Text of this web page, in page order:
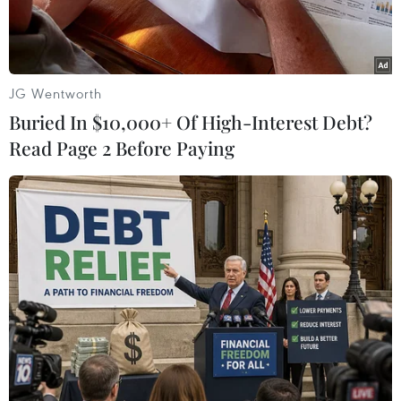
Du khách quốc tế trải nghiệm đi cầu khỉ tại cù lao Thới Sơn.
(Ảnh: An Hiếu/TTXVN)
Từ ngày 5-6/6, Sở Du lịch Thành phố Hồ Chí
Minh phối hợp Sở Văn hóa, Thể thao và Du lịch
tỉnh Đồng Tháp tổ chức đoàn Famtrip khảo sát
JG Wentworth
Buried In $10,000+ Of High-Interest Debt?
Read Page 2 Before Paying